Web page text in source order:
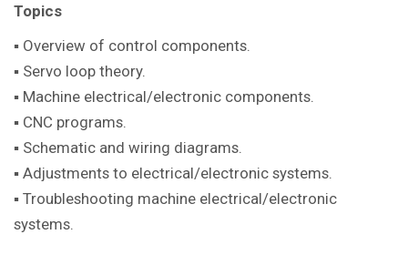
Topics
▪ Overview of control components.
▪ Servo loop theory.
▪ Machine electrical/electronic components.
▪ CNC programs.
▪ Schematic and wiring diagrams.
▪ Adjustments to electrical/electronic systems.
▪ Troubleshooting machine electrical/electronic
systems.